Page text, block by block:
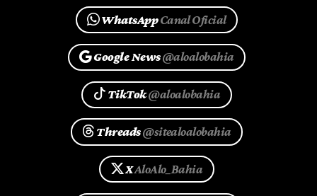
WhatsAppCanal Oficial
Google News@aloalobahia
TikTok@aloalobahia
Threads@sitealoalobahia
XAloAlo_Bahia